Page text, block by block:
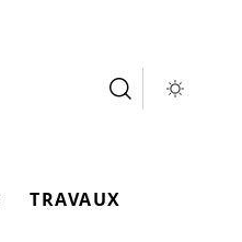
TRAVAUX